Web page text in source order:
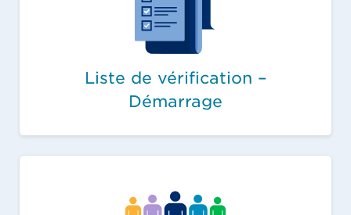
Liste de vérification –
Démarrage